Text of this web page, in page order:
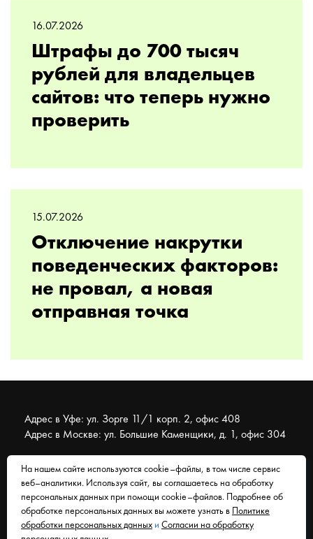
16.07.2026
Штрафы до 700 тысяч
рублей для владельцев
сайтов: что теперь нужно
проверить
15.07.2026
Отключение накрутки
поведенческих факторов:
не провал, а новая
отправная точка
Адрес в Уфе: ул. Зорге 11/1 корп. 2, офис 408
Адрес в Москве: ул. Большие Каменщики, д. 1, офис 304
© 2007 - 2026 Муравейник. SEO-продвижение, реклама,
сайты. Находимся в Уфе, работаем со всем миром.
Согласие на обработку персональных данных
Политика обработки персональных данных
На нашем сайте используются cookie–файлы, в том числе сервис
веб–аналитики. Используя сайт, вы соглашаетесь на обработку
персональных данных при помощи cookie–файлов. Подробнее об
обработке персональных данных вы можете узнать в
Политике
обработки персональных данных и Согласии на обработку